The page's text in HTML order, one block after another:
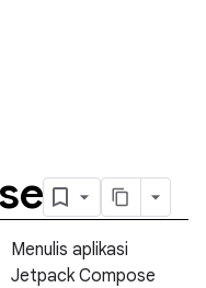
Menulis aplikasi
Jetpack Compose